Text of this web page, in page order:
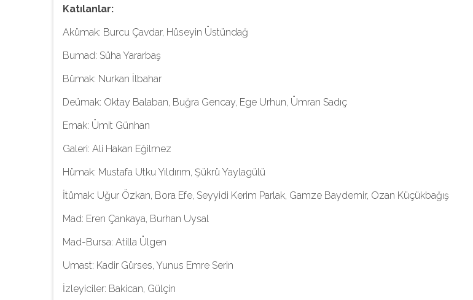
Katılanlar:
Akümak: Burcu Çavdar, Hüseyin Üstündağ
Bumad: Süha Yararbaş
Bümak: Nurkan İlbahar
Deümak: Oktay Balaban, Buğra Gencay, Ege Urhun, Ümran Sadıç
Emak: Ümit Günhan
Galeri: Ali Hakan Eğilmez
Hümak: Mustafa Utku Yıldırım, Şükrü Yaylagülü
İtümak: Uğur Özkan, Bora Efe, Seyyidi Kerim Parlak, Gamze Baydemir, Ozan Küçükbağış
Mad: Eren Çankaya, Burhan Uysal
Mad-Bursa: Atilla Ülgen
Umast: Kadir Gürses, Yunus Emre Serin
İzleyiciler: Bakican, Gülçin